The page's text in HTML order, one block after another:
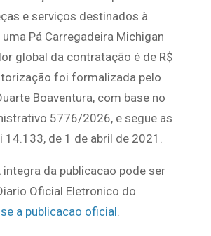
e serviços destinados à
Pá Carregadeira Michigan
global da contratação é de R$
foi formalizada pelo
Boaventura, com base no
5776/2026, e segue as
14.133, de 1 de abril de 2021.
integra da publicacao pode ser
Oficial Eletronico do
a publicacao oficial.